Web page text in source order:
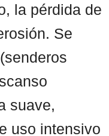
la pérdida de
Se
suave,
uso intensivo